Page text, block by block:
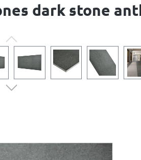
dark stone